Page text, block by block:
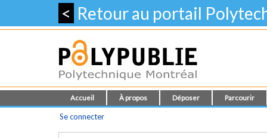
< Retour au portail
Accueil À propos Déposer Parcourir
Se connecter